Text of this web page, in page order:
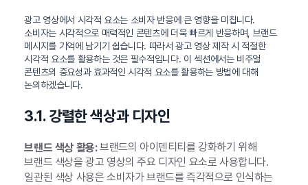
광고 영상에서 시각적 요소는 소비자 반응에 큰 영향을 미칩니다.
소비자는 시각적으로 매력적인 콘텐츠에 더욱 빠르게 반응하며, 브랜드
메시지를 기억에 남기기 쉽습니다. 따라서 광고 영상 제작 시 적절한
시각적 요소를 활용하는 것은 필수적입니다. 이 섹션에서는 비주얼
콘텐츠의 중요성과 효과적인 시각적 요소를 활용하는 방법에 대해
논의하겠습니다.
3.1. 강렬한 색상과 디자인
브랜드 색상 활용:브랜드의 아이덴티티를 강화하기 위해
브랜드 색상을 광고 영상의 주요 디자인 요소로 사용합니다.
일관된 색상 사용은 소비자가 브랜드를 즉각적으로 인식하는